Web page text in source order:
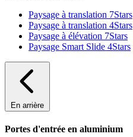
Paysage à translation 7Stars
Paysage à translation 4Stars
Paysage à élévation 7Stars
Paysage Smart Slide 4Stars
En arrière
Portes d'entrée en aluminium